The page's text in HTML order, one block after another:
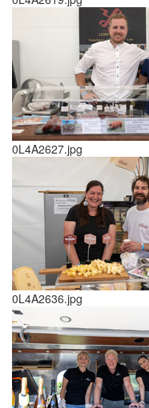
0L4A2627.jpg
0L4A2636.jpg